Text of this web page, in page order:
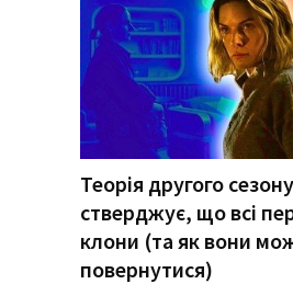
Теорія другого
стверджує, що всі
клони (та як вони
повернутися)